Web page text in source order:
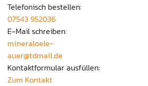
Telefonisch bestellen:
07543 952036
E-Mail schreiben:
mineraloele-
auer@tdmail.de
Kontaktformular ausfüllen:
Zum Kontakt